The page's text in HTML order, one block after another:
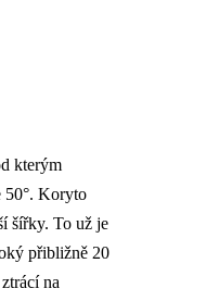
kterým
50°. Koryto
šířky. To už je
přibližně 20
na